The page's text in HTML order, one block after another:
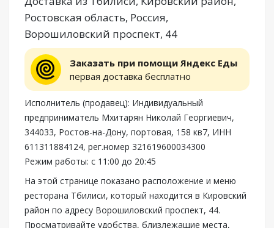
Ростовская область, Россия,
Ворошиловский проспект, 44
Заказать при помощи Яндекс Еды
первая доставка бесплатно
Исполнитель (продавец): Индивидуальный
предприниматель Мхитарян Николай Георгиевич,
344033, Ростов-на-Дону, портовая, 158 кв7, ИНН
611311884124, рег.номер 321619600034300
Режим работы: с 11:00 до 20:45
На этой странице показано расположение и меню
ресторана Тбилиси, который находится в Кировский
район по адресу Ворошиловский проспект, 44.
Просматривайте удобства, близлежащие места,